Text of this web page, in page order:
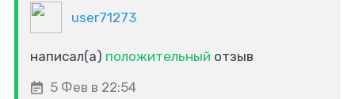
user71273
написал(а) положительный отзыв
5 Фев в 22:54